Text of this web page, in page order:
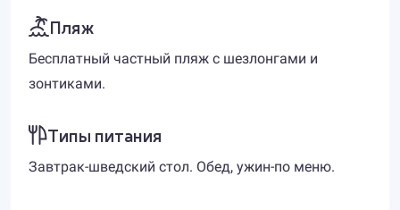
Пляж
Бесплатный частный пляж с шезлонгами и
зонтиками.
Типы питания
Завтрак-шведский стол. Обед, ужин-по меню.